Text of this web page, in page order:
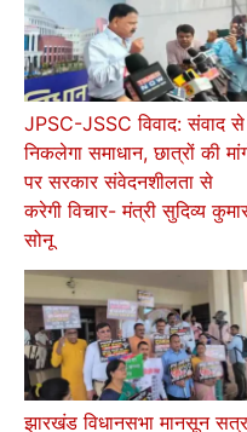
JPSC-JSSC विवाद: संवाद से
निकलेगा समाधान, छात्रों की
पर सरकार संवेदनशीलता से
करेगी विचार- मंत्री सुदिव्य
सोनू
झारखंड विधानसभा मानसून